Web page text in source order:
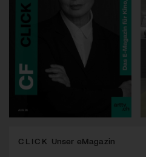
CLICK Unser eMagazin